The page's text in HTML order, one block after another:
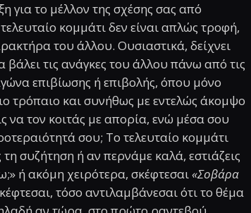
για το μέλλον της σχέσης σας από
κομμάτι δεν είναι απλώς τροφή,
του άλλου. Ουσιαστικά, δείχνει
βάλει τις ανάγκες του άλλου πάνω από τις
επιβίωσης ή επιβολής, όπου μόνο
τρόπαιο και συνήθως με εντελώς άκομψο
να τον κοιτάς με απορία, ενώ μέσα σου
σου; Το τελευταίο κομμάτι
συζήτηση ή αν περνάμε καλά, εστιάζεις
ή ακόμη χειρότερα, σκέφτεσαι«Σοβάρα
τόσο αντιλαμβάνεσαι ότι το θέμα